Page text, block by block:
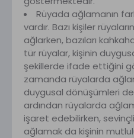
Rüyada ağlamanın
vardır. Bazı kişiler
ağlarken, bazıları
tür rüyalar, kişinin
şekillerde ifade ettiğini
zamanda rüyalarda
duygusal dönüşümleri de
ardından rüyalarda
işaret edebilirken,
ağlamak da kişinin